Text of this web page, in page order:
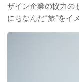
ザイン企業の協力の
にちなんだ“旅”をイ